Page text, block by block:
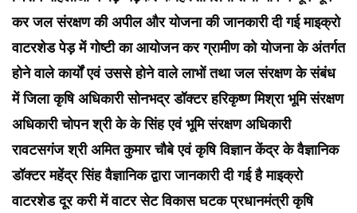
कर जल संरक्षण की अपील और योजना की जानकारी दी गई माइक्रो
वाटरशेड पेड़ में गोष्टी का आयोजन कर ग्रामीण को योजना के अंतर्गत
होने वाले कार्यों एवं उससे होने वाले लाभों तथा जल संरक्षण के संबंध
में जिला कृषि अधिकारी सोनभद्र डॉक्टर हरिकृष्ण मिश्रा भूमि संरक्षण
अधिकारी चोपन श्री के के सिंह एवं भूमि संरक्षण अधिकारी
रावटसगंज श्री अमित कुमार चौबे एवं कृषि विज्ञान केंद्र के वैज्ञानिक
डॉक्टर महेंद्र सिंह वैज्ञानिक द्वारा जानकारी दी गई है माइक्रो
वाटरशेड दूर करी में वाटर सेट विकास घटक प्रधानमंत्री कृषि